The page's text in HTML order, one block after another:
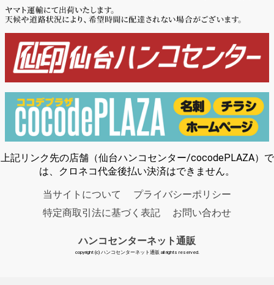
上記リンク先の店舗（仙台ハンコセンター/cocodePLAZA）で
は、クロネコ代金後払い決済はできません。
当サイトについて
プライバシーポリシー
特定商取引法に基づく表記
お問い合わせ
ハンコセンターネット通販
copyright (c) ハンコセンターネット通販 all rights reserved.